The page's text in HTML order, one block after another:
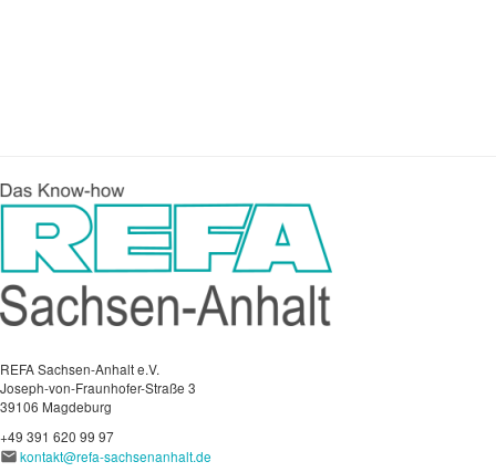
REFA Sachsen-Anhalt e.V.
Joseph-von-Fraunhofer-Straße 3
39106 Magdeburg
+49 391 620 99 97
kontakt@refa-sachsenanhalt.de